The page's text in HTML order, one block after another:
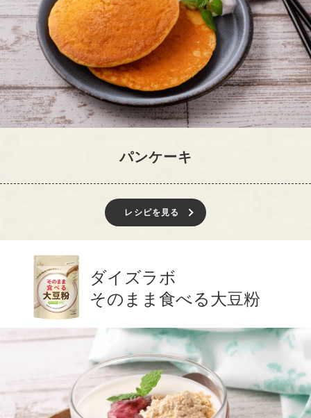
パンケーキ
レシピを見る
ダイズラボ
そのまま食べる大豆粉